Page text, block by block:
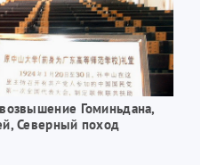
Гоминьдана,
Северный поход